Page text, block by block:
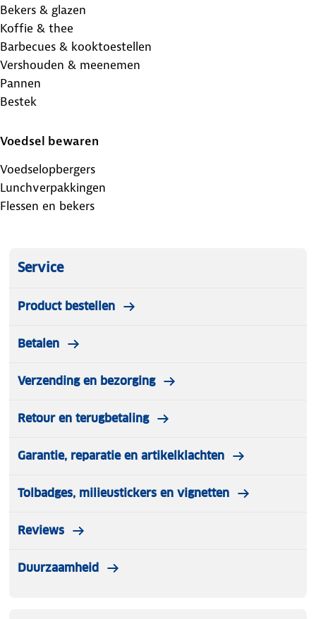
Bekers & glazen
Koffie & thee
Barbecues & kooktoestellen
Vershouden & meenemen
Pannen
Bestek
Voedsel bewaren
Voedselopbergers
Lunchverpakkingen
Flessen en bekers
Service
Product bestellen
Betalen
Verzending en bezorging
Retour en terugbetaling
Garantie, reparatie en artikelklachten
Tolbadges, milieustickers en vignetten
Reviews
Duurzaamheid